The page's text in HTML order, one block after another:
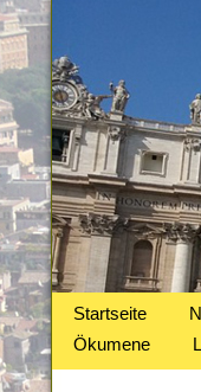
Startseite
Ökumene